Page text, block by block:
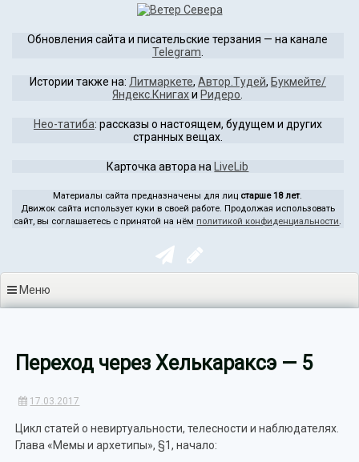
содержимому
Обновления сайта и писательские терзания — на канале
Telegram
Истории также на: Литмаркете, Автор.Тудей, Букмейте/
Яндекс.Книгахи Ридеро
Нео-татиба: рассказы о настоящем, будущем и других
странных вещах.
Карточка автора на LiveLib
Материалы сайта предназначены для лиц старше 18 лет.
Движок сайта использует куки в своей работе. Продолжая использовать
сайт, вы соглашаетесь с принятой на нём политикой конфиденциальности.
Меню
Переход через Хелькараксэ — 5
17.03.2017
Цикл статей о невиртуальности, телесности и наблюдателях.
Глава «Мемы и архетипы», §1, начало: